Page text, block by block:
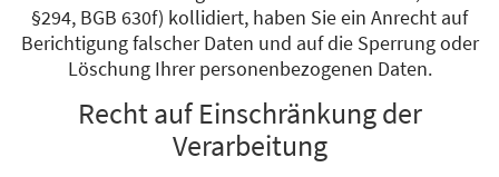
§294, BGB 630f) kollidiert, haben Sie ein Anrecht auf
Berichtigung falscher Daten und auf die Sperrung oder
Löschung Ihrer personenbezogenen Daten.
Recht auf Einschränkung der
Verarbeitung